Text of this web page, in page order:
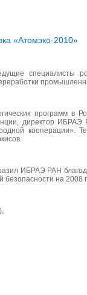
«Атомэко-2010»
специалисты
программ в
директор
ИБРАЭ РАН
на 2008